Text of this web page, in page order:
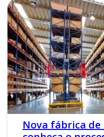
Nova fábrica de